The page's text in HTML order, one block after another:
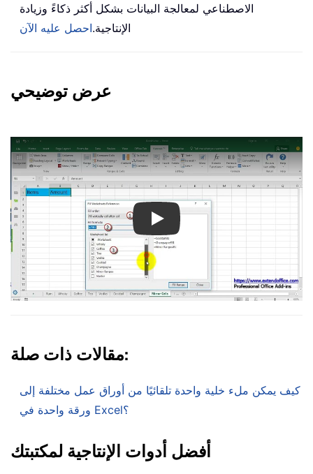
الاصطناعي لمعالجة البيانات بشكل أكثر ذكاءً وزيادة
الإنتاجية.احصل عليه الآن
عرض توضيحي
Play
مقالات ذات صلة:
كيف يمكن ملء خلية واحدة تلقائيًا من أوراق عمل مختلفة إلى
ورقة واحدة في Excel؟
أفضل أدوات الإنتاجية لمكتبتك